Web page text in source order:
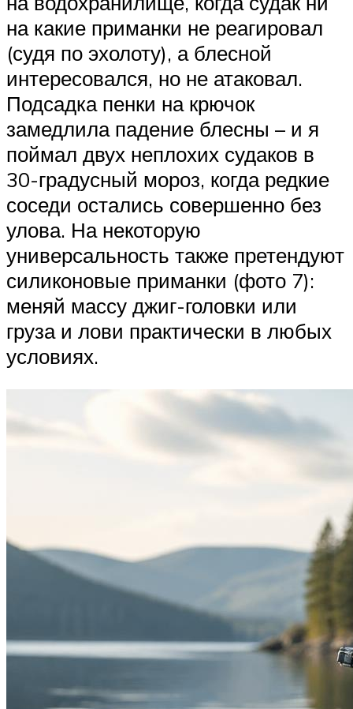
на какие приманки не реагировал
(судя по эхолоту), а блесной
интересовался, но не атаковал.
Подсадка пенки на крючок
замедлила падение блесны – и я
поймал двух неплохих судаков в
30-градусный мороз, когда редкие
соседи остались совершенно без
улова. На некоторую
универсальность также претендуют
силиконовые приманки (фото 7):
меняй массу джиг-головки или
груза и лови практически в любых
условиях.